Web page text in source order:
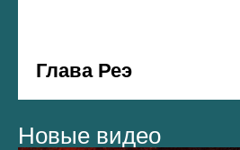
Новые видео